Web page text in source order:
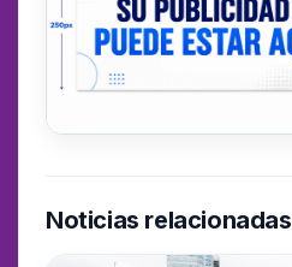
Noticias relacionadas